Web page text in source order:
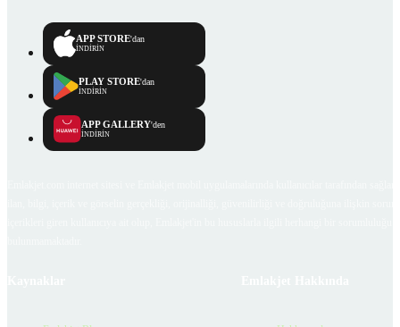
APP STORE'dan
İNDİRİN
PLAY STORE'dan
İNDİRİN
APP GALLERY'den
İNDİRİN